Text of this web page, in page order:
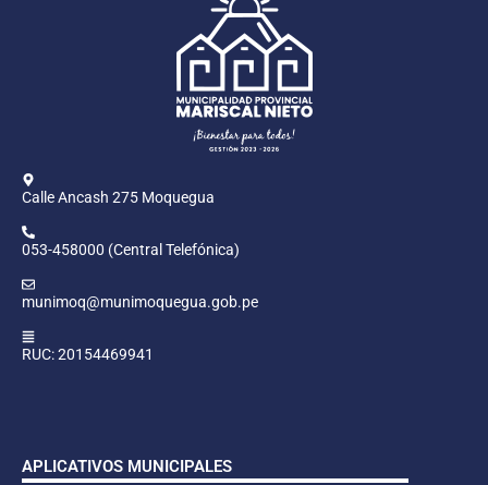
Calle Ancash 275 Moquegua
053-458000 (Central Telefónica)
munimoq@munimoquegua.gob.pe
RUC: 20154469941
APLICATIVOS MUNICIPALES